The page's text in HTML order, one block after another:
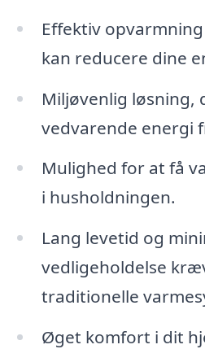
Effektiv
kan reducere dine
Miljøvenlig løsning,
vedvarende energi
Mulighed for at få
i husholdningen.
Lang levetid og
vedligeholdelse
traditionelle
Øget komfort i dit